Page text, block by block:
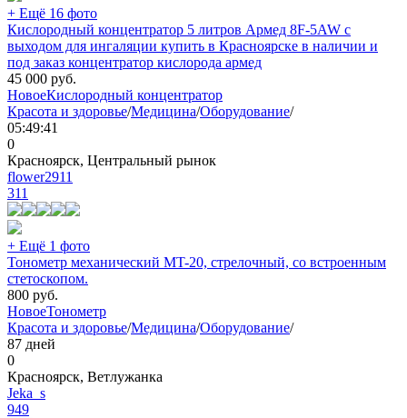
+ Ещё 16 фото
Кислородный концентратор 5 литров Армед 8F-5AW с
выходом для ингаляции купить в Красноярске в наличии и
под заказ концентратор кислорода армед
45 000 руб.
НовоеКислородный концентратор
Красота и здоровье/Медицина/Оборудование/
05:49:41
0
Красноярск, Центральный рынок
flower2911
311
+ Ещё 1 фото
Тонометр механический MT-20, стрелочный, со встроенным
стетоскопом.
800 руб.
НовоеТонометр
Красота и здоровье/Медицина/Оборудование/
87 дней
0
Красноярск, Ветлужанка
Jeka_s
949